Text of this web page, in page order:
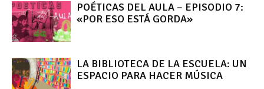
POÉTICAS DEL AULA – EPISODIO 7:
«POR ESO ESTÁ GORDA»
LA BIBLIOTECA DE LA ESCUELA: UN
ESPACIO PARA HACER MÚSICA